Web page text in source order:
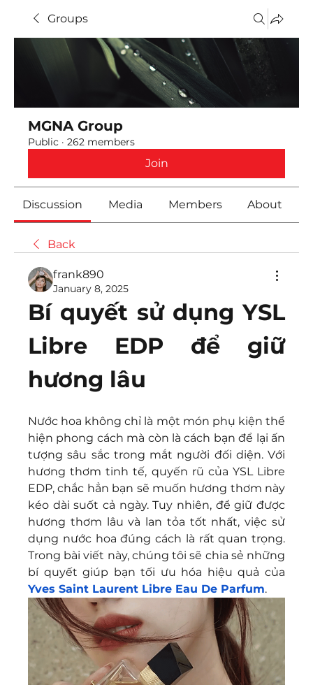
Groups
MGNA Group
Public · 262 members
Join
Discussion Media Members About
Back
frank890
January 8, 2025
Bí quyết sử dụng YSL
Libre EDP để giữ
hương lâu
Nước hoa không chỉ là một món phụ kiện thể
hiện phong cách mà còn là cách bạn để lại ấn
tượng sâu sắc trong mắt người đối diện. Với
hương thơm tinh tế, quyến rũ của YSL Libre
EDP, chắc hẳn bạn sẽ muốn hương thơm này
kéo dài suốt cả ngày. Tuy nhiên, để giữ được
hương thơm lâu và lan tỏa tốt nhất, việc sử
dụng nước hoa đúng cách là rất quan trọng.
Trong bài viết này, chúng tôi sẽ chia sẻ những
Yves Saint Laurent Libre Eau De Parfum.